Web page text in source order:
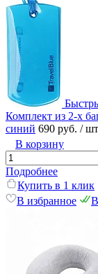
Комплект из 2-х
синий 690 руб. / шт
В корзину
Подробнее
Купить в 1 клик
В избранное